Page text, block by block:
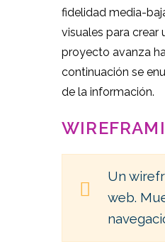
fidelidad media-
visuales para
proyecto avanza
continuación se
de la información.
Un
web.